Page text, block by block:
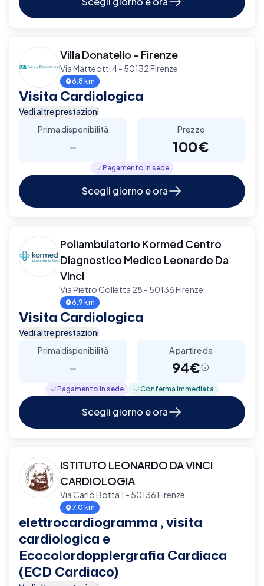
Villa Donatello - Firenze
Via Matteotti 4 - 50132 Firenze
6.8 km
Visita Cardiologica
Vedi altre prestazioni
Prima disponibilità
-
Prezzo
100€
Pagamento in sede
Scegli giorno e ora
Poliambulatorio Kormed Centro
Diagnostico Medico Leonardo Da
Vinci
Via Pietro Colletta 28 - 50136 Firenze
6.9 km
Visita Cardiologica
Vedi altre prestazioni
Prima disponibilità
-
A partire da
94€
Pagamento in sede Conferma immediata
Scegli giorno e ora
ISTITUTO LEONARDO DA VINCI
CARDIOLOGIA
Via Carlo Botta 1 - 50136 Firenze
7.0 km
elettrocardiogramma , visita
cardiologica e
Ecocolordopplergrafia Cardiaca
(ECD Cardiaco)